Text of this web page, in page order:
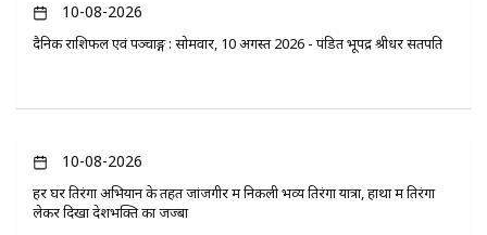
10-08-2026
दैनिक राशिफल एवं पञ्चाङ्ग : सोमवार, 10 अगस्त 2026 - पंडित भूपेंद्र श्रीधर सतपति
10-08-2026
हर घर तिरंगा अभियान के तहत जांजगीर में निकली भव्य तिरंगा यात्रा, हाथों में तिरंगा
लेकर दिखा देशभक्ति का जज्बा